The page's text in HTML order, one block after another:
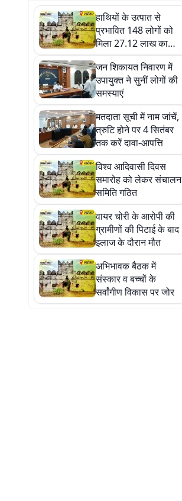
हाथियों के उत्पात से
प्रभावित 148 लोगों को
मिला 27.12 लाख का
मुआवजा
जन शिकायत निवारण में
उपायुक्त ने सुनीं लोगों की
समस्याएं
मतदाता सूची में नाम जांचें,
त्रुटि होने पर 4 सितंबर
तक करें दावा-आपत्ति
विश्व आदिवासी दिवस
समारोह को लेकर संचालन
समिति गठित
वायर चोरी के आरोपी की
ग्रामीणों की पिटाई के बाद
इलाज के दौरान मौत
अभिभावक बैठक में
संस्कार व बच्चों के
सर्वांगीण विकास पर जोर